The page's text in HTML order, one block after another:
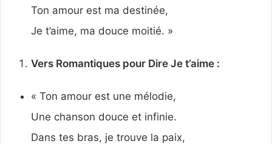
Ton amour est ma destinée,
Je t’aime, ma douce moitié. »
Vers Romantiques pour Dire Je t’aime :
« Ton amour est une mélodie,
Une chanson douce et infinie.
Dans tes bras, je trouve la paix,